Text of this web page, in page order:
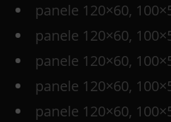
panele 120×60,
panele 120×60,
panele 120×60,
panele 120×60,
panele 120×60,